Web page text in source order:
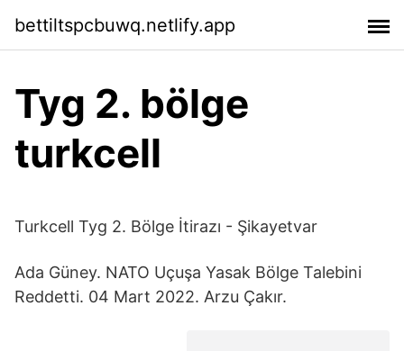
bettiltspcbuwq.netlify.app
Tyg 2. bölge
turkcell
Turkcell Tyg 2. Bölge İtirazı - Şikayetvar
Ada Güney. NATO Uçuşa Yasak Bölge Talebini
Reddetti. 04 Mart 2022. Arzu Çakır.